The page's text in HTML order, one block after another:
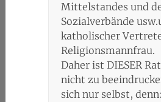
Mittelstandes und
Sozialverbände
katholischer
Religionsmannfrau.
Daher ist DIESER
nicht zu
sich nur selbst,